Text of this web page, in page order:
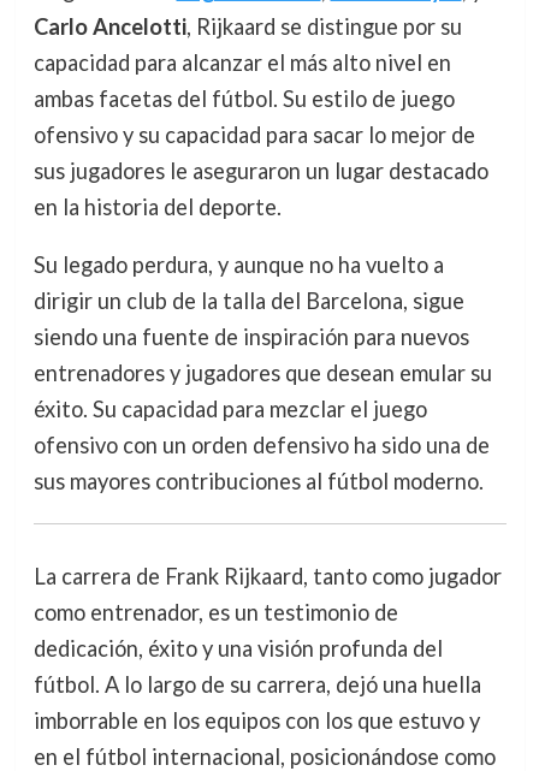
Carlo Ancelotti, Rijkaard se distingue por su
capacidad para alcanzar el más alto nivel en
ambas facetas del fútbol. Su estilo de juego
ofensivo y su capacidad para sacar lo mejor de
sus jugadores le aseguraron un lugar destacado
en la historia del deporte.
Su legado perdura, y aunque no ha vuelto a
dirigir un club de la talla del Barcelona, sigue
siendo una fuente de inspiración para nuevos
entrenadores y jugadores que desean emular su
éxito. Su capacidad para mezclar el juego
ofensivo con un orden defensivo ha sido una de
sus mayores contribuciones al fútbol moderno.
La carrera de Frank Rijkaard, tanto como jugador
como entrenador, es un testimonio de
dedicación, éxito y una visión profunda del
fútbol. A lo largo de su carrera, dejó una huella
imborrable en los equipos con los que estuvo y
en el fútbol internacional, posicionándose como